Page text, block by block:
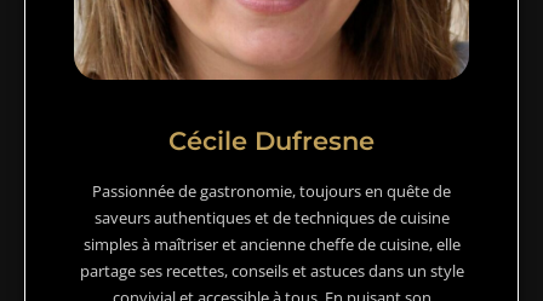
Cécile Dufresne
Passionnée de gastronomie, toujours en quête de
saveurs authentiques et de techniques de cuisine
simples à maîtriser et ancienne cheffe de cuisine, elle
partage ses recettes, conseils et astuces dans un style